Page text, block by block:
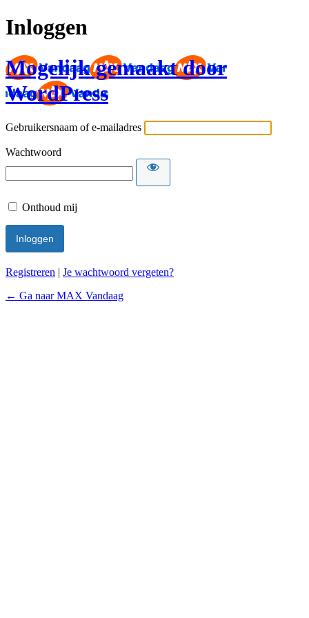
Inloggen
Mogelijk gemaakt door
WordPress
Gebruikersnaam of e-mailadres
Wachtwoord
Onthoud mij
Registreren | Je wachtwoord vergeten?
← Ga naar MAX Vandaag